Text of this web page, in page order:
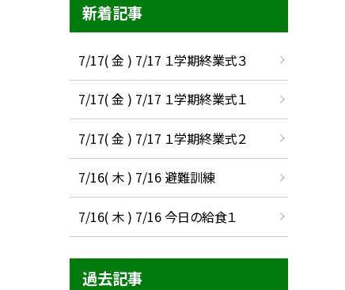
新着記事
7/17( 金 ) 7/17 １学期終業式３
7/17( 金 ) 7/17 １学期終業式１
7/17( 金 ) 7/17 １学期終業式２
7/16( 木 ) 7/16 避難訓練
7/16( 木 ) 7/16 今日の給食１
過去記事